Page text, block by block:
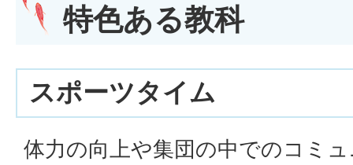
特色ある教科
スポーツタイム
体力の向上や集団の中でのコミ